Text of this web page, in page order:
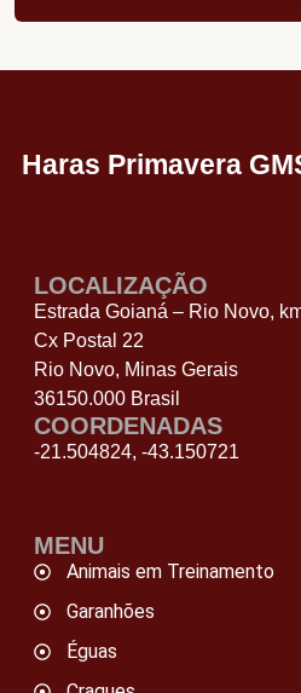
Haras Primavera
LOCALIZAÇÃO
Estrada Goianá – Rio Novo,
Cx Postal 22
Rio Novo, Minas Gerais
36150.000 Brasil
COORDENADAS
-21.504824, -43.150721
MENU
Animais em Treinamento
Garanhões
Éguas